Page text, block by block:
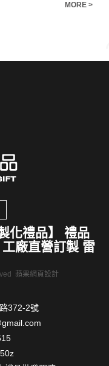
MORE >
化禮品】 禮品
廠直營訂製 雷
蘋果網頁設計
372-2號